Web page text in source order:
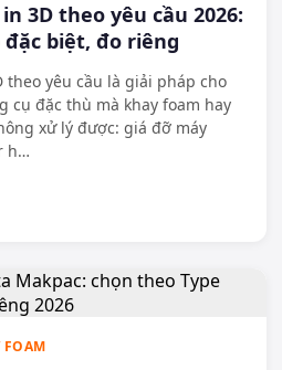
3D theo yêu cầu 2026:
biệt, đo riêng
theo yêu cầu là giải pháp cho
cụ đặc thù mà khay foam hay
xử lý được: giá đỡ máy
h…
FOAM